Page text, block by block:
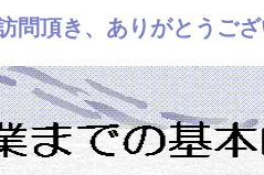
問頂き、ありがとうご